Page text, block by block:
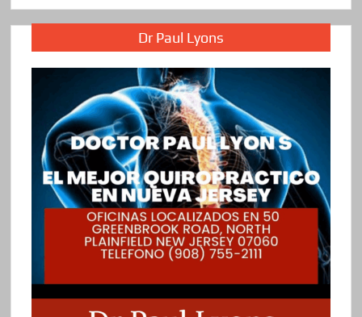
Dr Paul Lyons